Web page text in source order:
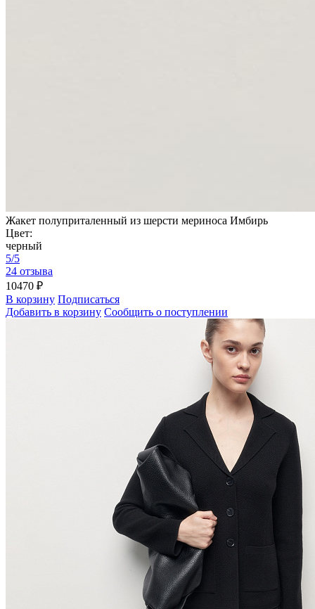
Жакет полуприталенный из шерсти мериноса Имбирь
Цвет:
черный
5/5
24 отзыва
10470 ₽
В корзину Подписаться
Добавить в корзину Сообщить о поступлении